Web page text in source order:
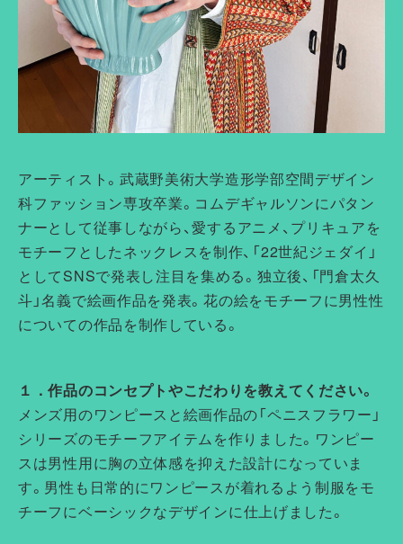
アーティスト。 武蔵野美術大学造形学部空間デザイン
科ファッション専攻卒業。 コムデギャルソンにパタン
ナーとして従事しながら、愛するアニメ、プリキュアを
モチーフとしたネックレスを制作、「22世紀ジェダイ」
としてSNSで発表し注目を集める。独立後、 「門倉太久
斗」名義で絵画作品を発表。花の絵をモチーフに男性性
についての作品を制作している。
１．作品のコンセプトやこだわりを教えてください。
メンズ用のワンピースと絵画作品の「ペニスフラワー」
シリーズのモチーフアイテムを作りました。 ワンピー
スは男性用に胸の立体感を抑えた設計になっていま
す。 男性も日常的にワンピースが着れるよう制服をモ
チーフにベーシッ クなデザインに仕上げました。